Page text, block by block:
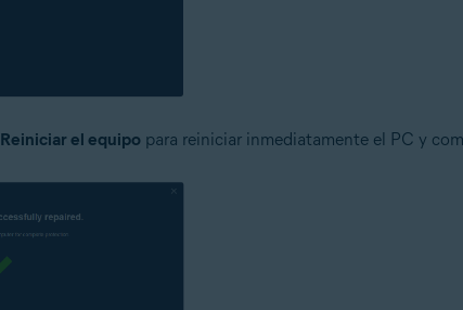
Reiniciar el equipo para reiniciar inmediatamente el PC y